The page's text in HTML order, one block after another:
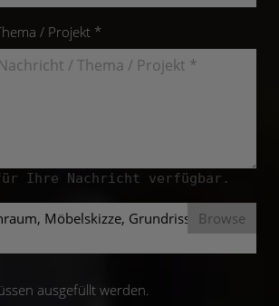
/ Projekt *
Ihre Nachricht verfügbar.
Möbelskizze, Grundriss mit
ausgefüllt werden.